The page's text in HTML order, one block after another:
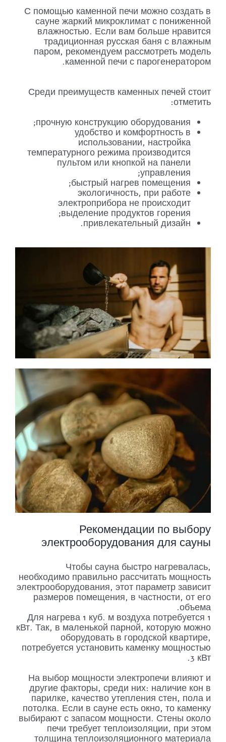
С помощью каменной печи можно создать в
сауне жаркий микроклимат с пониженной
влажностью. Если вам больше нравится
традиционная русская баня с влажным
паром, рекомендуем рассмотреть модель
каменной печи с парогенератором.
Среди преимуществ каменных печей стоит
отметить:
прочную конструкцию оборудования;
удобство и комфортность в
использовании, настройка
температурного режима производится
пультом или кнопкой на панели
управления;
быстрый нагрев помещения;
экологичность, при работе
электроприбора не происходит
выделение продуктов горения;
привлекательный дизайн.
Рекомендации по выбору
электрооборудования для сауны
Чтобы сауна быстро нагревалась,
необходимо правильно рассчитать мощность
электрооборудования, этот параметр зависит
размеров помещения, в частности, от его
объема.
Для нагрева 1 куб. м воздуха потребуется 1
кВт. Так, в маленькой парной, которую можно
оборудовать в городской квартире,
потребуется установить каменку мощностью
3 кВт.
На выбор мощности электропечи влияют и
другие факторы, среди них: наличие кон в
парилке, качество утепления стен, пола и
потолка. Если в сауне есть окно, то каменку
выбирают с запасом мощности. Стены около
печи требует теплоизоляции, при этом
толщина теплоизоляционного материала